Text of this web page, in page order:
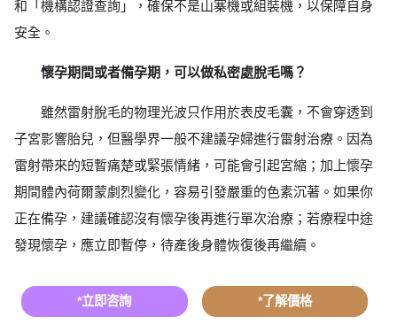
和「機構認證查詢」，確保不是山寨機或組裝機，以保障自身
安全。
懷孕期間或者備孕期，可以做私密處脫毛嗎？
雖然雷射脫毛的物理光波只作用於表皮毛囊，不會穿透到
子宮影響胎兒，但醫學界一般不建議孕婦進行雷射治療。因為
雷射帶來的短暫痛楚或緊張情緒，可能會引起宮縮；加上懷孕
期間體內荷爾蒙劇烈變化，容易引發嚴重的色素沉著。如果你
正在備孕，建議確認沒有懷孕後再進行單次治療；若療程中途
發現懷孕，應立即暫停，待產後身體恢復後再繼續。
*立即咨詢 *了解價格